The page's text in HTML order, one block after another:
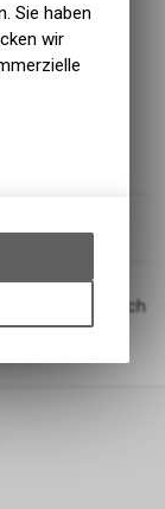
/Thermal Stretch
Sie haben
wir
und
Ihre